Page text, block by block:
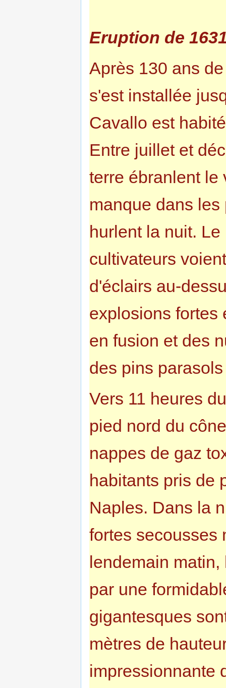
Eruption de
Après 130 ans
s'est installée
Cavallo est
Entre juillet et
terre ébranlent le
manque dans
hurlent la nuit.
cultivateurs
d'éclairs au-
explosions fortes
en fusion et des
des pins
Vers 11 heures
pied nord du
nappes de gaz
habitants pris de
Naples. Dans la
fortes secousses
lendemain
par une
gigantesques
mètres de
impressionnante